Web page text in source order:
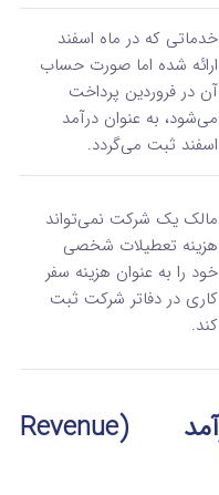
خدماتی که در ماه اسفند
ارائه شده اما صورت حساب
آن در فروردین پرداخت
می‌شود، به عنوان درآمد
اسفند ثبت می‌گردد.
مالک یک شرکت نمی‌تواند
هزینه تعطیلات شخصی
خود را به عنوان هزینه سفر
کاری در دفاتر شرکت ثبت
کند.
اصل شناخت درآمد (Revenue